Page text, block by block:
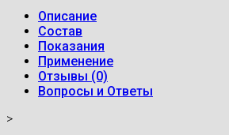
Описание
Состав
Показания
Применение
Отзывы (0)
Вопросы и Ответы
>